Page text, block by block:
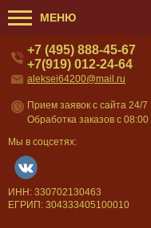
МЕНЮ
+7 (495) 888-45-67
+7(919) 012-24-64
aleksei64200@mail.ru
Прием заявок с сайта 24/7
Обработка заказов с
Мы в соцсетях:
ИНН: 330702130463
ЕГРИП: 304333405100010